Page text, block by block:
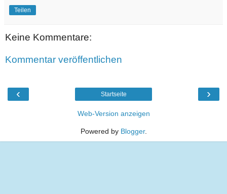
Teilen
Keine Kommentare:
Kommentar veröffentlichen
‹ ›
Startseite
Web-Version anzeigen
Powered by Blogger.